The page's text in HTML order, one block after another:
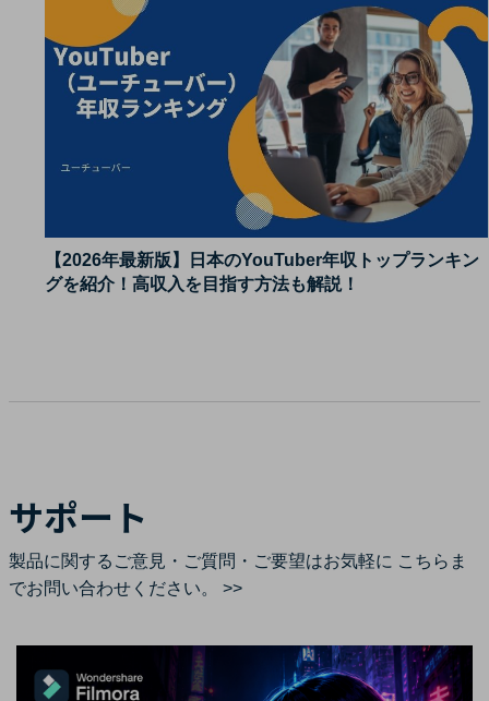
【2026年最新版】日本のYouTuber年収トップランキン
グを紹介！高収入を目指す方法も解説！
サポート
製品に関するご意見・ご質問・ご要望はお気軽に こちらま
でお問い合わせください。 >>